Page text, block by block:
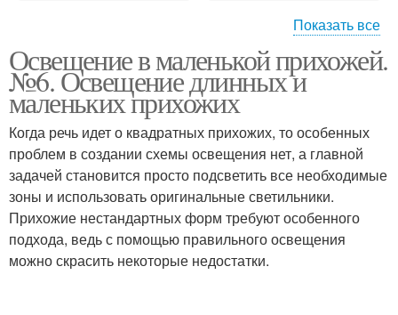
Освещения в прихожей
Показать все
Освещение в маленькой прихожей.
№6. Освещение длинных и
маленьких прихожих
Когда речь идет о квадратных прихожих, то особенных
проблем в создании схемы освещения нет, а главной
задачей становится просто подсветить все необходимые
зоны и использовать оригинальные светильники.
Прихожие нестандартных форм требуют особенного
подхода, ведь с помощью правильного освещения
можно скрасить некоторые недостатки.